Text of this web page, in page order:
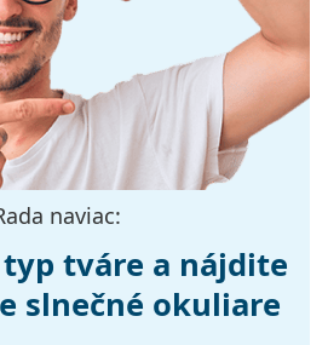
obsahovať textilné
slnečných okuliarova
obľúbených značiek.
mm
mm
mm
g
naviac:
tváre a nájdite
slnečné okuliare